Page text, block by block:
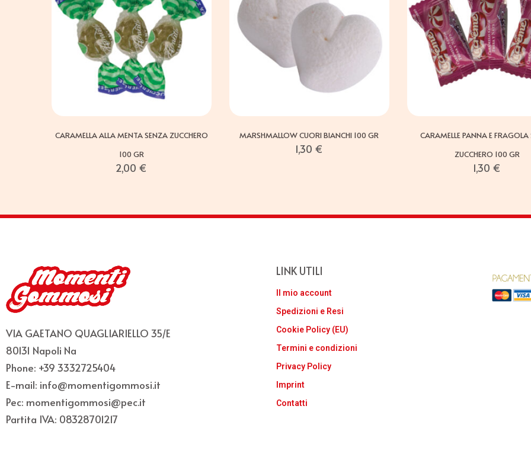
CARAMELLA ALLA MENTA SENZA ZUCCHERO
100 GR
2,00 €
MARSHMALLOW CUORI BIANCHI 100 GR
1,30 €
CARAMELLE PANNA E
ZUCCHERO 100 GR
1,30 €
VIA GAETANO QUAGLIARIELLO 35/E
80131 Napoli Na
Phone: +39 3332725404
E-mail: info@momentigommosi.it
Pec: momentigommosi@pec.it
Partita IVA: 08328701217
LINK UTILI
Il mio account
Spedizioni e Resi
Cookie Policy (EU)
Termini e condizioni
Privacy Policy
Imprint
Contatti